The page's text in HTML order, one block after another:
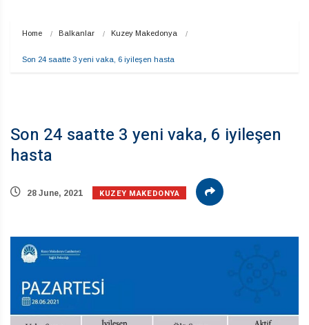
Home Balkanlar Kuzey Makedonya
Son 24 saatte 3 yeni vaka, 6 iyileşen hasta
Son 24 saatte 3 yeni vaka, 6 iyileşen
hasta
28 June, 2021 KUZEY MAKEDONYA